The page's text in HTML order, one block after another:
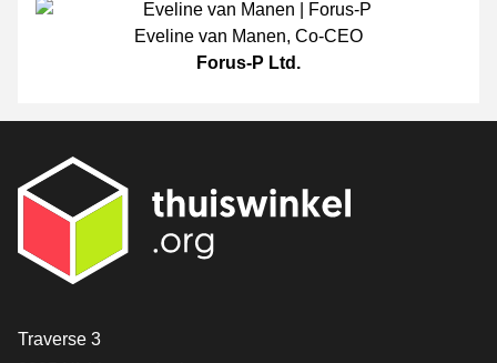
Eveline van Manen, Co-CEO
Forus-P Ltd.
[_General:Contact]
Traverse 3